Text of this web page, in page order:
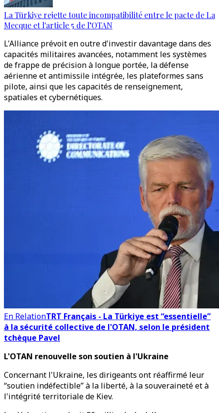
La Türkiye rejette toute incompatibilité entre le pacte de La
Mecque et l'article 5 de l’OTAN
L'Alliance prévoit en outre d'investir davantage dans des
capacités militaires avancées, notamment les systèmes
de frappe de précision à longue portée, la défense
aérienne et antimissile intégrée, les plateformes sans
pilote, ainsi que les capacités de renseignement,
spatiales et cybernétiques.
En RelationTRT Français - La Türkiye est “essentielle”
à la sécurité collective de l'OTAN, selon le président
tchèque Pavel
L'OTAN renouvelle son soutien à l'Ukraine
Concernant l'Ukraine, les dirigeants ont réaffirmé leur
“soutien indéfectible” à la liberté, à la souveraineté et à
l'intégrité territoriale de Kiev.